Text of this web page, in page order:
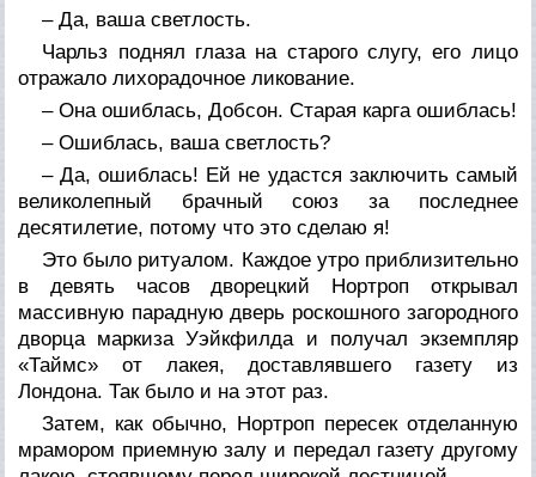
– Да, ваша светлость.
Чарльз поднял глаза на старого слугу, его лицо
отражало лихорадочное ликование.
– Она ошиблась, Добсон. Старая карга ошиблась!
– Ошиблась, ваша светлость?
– Да, ошиблась! Ей не удастся заключить самый
великолепный брачный союз за последнее
десятилетие, потому что это сделаю я!
Это было ритуалом. Каждое утро приблизительно
в девять часов дворецкий Нортроп открывал
массивную парадную дверь роскошного загородного
дворца маркиза Уэйкфилда и получал экземпляр
«Таймс» от лакея, доставлявшего газету из
Лондона. Так было и на этот раз.
Затем, как обычно, Нортроп пересек отделанную
мрамором приемную залу и передал газету другому